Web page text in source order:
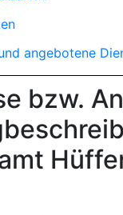
angebotene
bzw.